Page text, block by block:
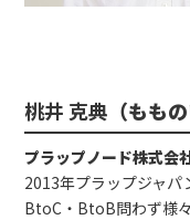
桃井 克典 （もも
プラップノード株式
2013年プラップジャパ
BtoC・BtoB問わず様